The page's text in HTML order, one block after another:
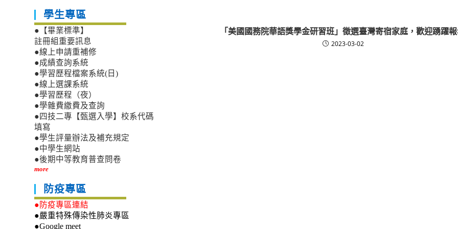
「美國國務院華語獎學金研習班」徵選臺灣寄宿家庭，歡迎踴躍
2023-03-02
學生專區
●【畢業標準】
註冊組重要訊息
●線上申請重補修
●成績查詢系統
●學習歷程檔案系統(日)
●線上選課系統
●學習歷程（夜）
●學雜費繳費及查詢
●四技二專【甄選入學】校系代碼
填寫
●學生評量辦法及補充規定
●中學生網站
●後期中等教育普查問卷
more
防疫專區
●防疫專區連結
●嚴重特殊傳染性肺炎專區
●Google meet